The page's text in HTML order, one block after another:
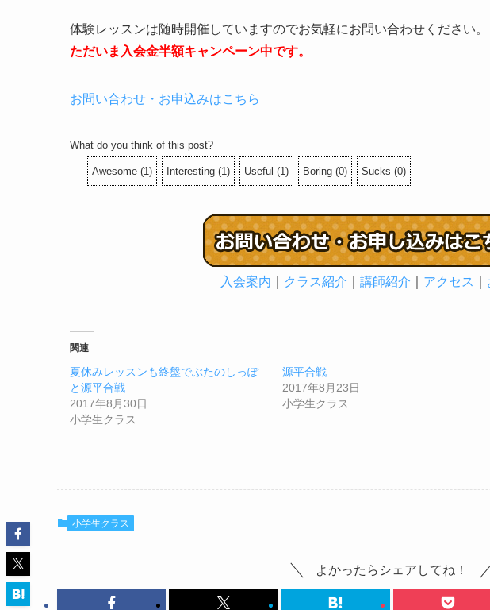
体験レッスンは随時開催していますのでお気軽にお問い合わせください。
ただいま入会金半額キャンペーン中です。
お問い合わせ・お申込みはこちら
What do you think of this post?
Awesome (1) Interesting (1) Useful (1) Boring (0) Sucks (0)
入会案内 クラス紹介 講師紹介 アクセス
関連
夏休みレッスンも終盤でぶたのしっぽ
と源平合戦
2017年8月30日
小学生クラス
源平合戦
2017年8月23日
小学生クラス
小学生クラス
よかったらシェアしてね！